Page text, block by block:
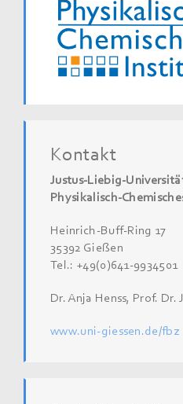
Kontakt
Justus-Liebig-
Physikalisch-
Heinrich-Buff-Ring 17
35392 Gießen
Tel.: +49(0)641-9934501
Dr. Anja Henss, Prof. Dr.
www.uni-giessen.de/fbz